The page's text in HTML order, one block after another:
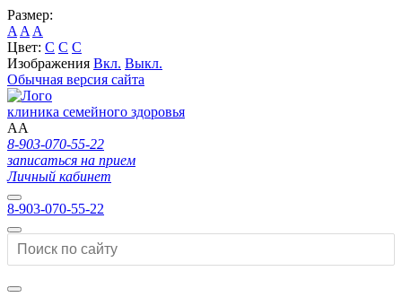
Размер:
A A A
Цвет: C C C
Изображения Вкл. Выкл.
Обычная версия сайта
клиника семейного здоровья
AA
8-903-070-55-22
записаться на прием
Личный кабинет
8-903-070-55-22